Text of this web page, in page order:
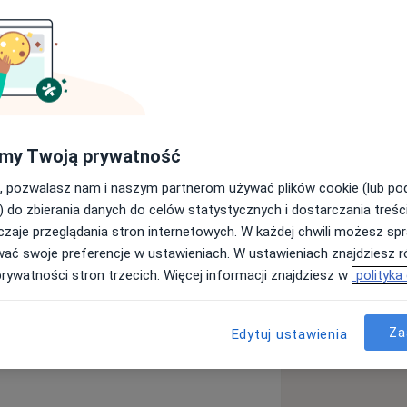
kryzysowym z ponad
pomocą psychologiczną oraz
zakładzie karnym, punkcie
narkotykowym i przemocą.
ich rodzinami nabyłam pracując
i Terapii „Jest Czas”. Aktualnie
dzieci i młodzieży w Płocku,
Ponadto posiadam
osobom w kryzysie
dorosłe oraz młodzież
trudności w obszarze zdrowia
terapii ACT oraz
Twoją prywatność
pozwalasz nam i naszym partnerom używać plików cookie (lub
do zbierania danych do celów statystycznych i dostarczania
przeglądania stron internetowych. W każdej chwili możesz
swoje preferencje w ustawieniach. W ustawieniach znajdziesz
stron trzecich. Więcej informacji znajdziesz w polityka
Edytuj ustawienia